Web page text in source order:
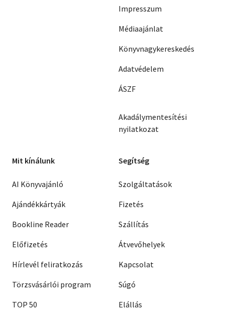
Impresszum
Médiaajánlat
Könyvnagykereskedés
Adatvédelem
ÁSZF
Akadálymentesítési
nyilatkozat
Mit kínálunk
AI Könyvajánló
Ajándékkártyák
Bookline Reader
Előfizetés
Hírlevél feliratkozás
Törzsvásárlói program
TOP 50
Segítség
Szolgáltatások
Fizetés
Szállítás
Átvevőhelyek
Kapcsolat
Súgó
Elállás